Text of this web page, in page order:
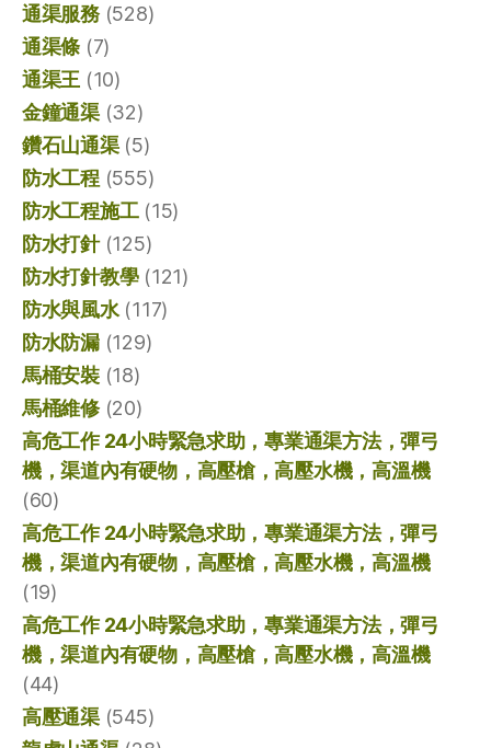
通渠服務(528)
通渠條 (7)
通渠王 (10)
金鐘通渠(32)
鑽石山通渠(5)
防水工程(555)
防水工程施工(15)
防水打針(125)
防水打針教學(121)
防水與風水(117)
防水防漏(129)
馬桶安裝(18)
馬桶維修(20)
高危工作 24小時緊急求助，專業通渠方法，彈弓
機，渠道內有硬物，高壓槍，高壓水機，高溫機
(60)
高危工作 24小時緊急求助，專業通渠方法，彈弓
機，渠道內有硬物，高壓槍，高壓水機，高溫機
(19)
高危工作 24小時緊急求助，專業通渠方法，彈弓
機，渠道內有硬物，高壓槍，高壓水機，高溫機
(44)
高壓通渠(545)